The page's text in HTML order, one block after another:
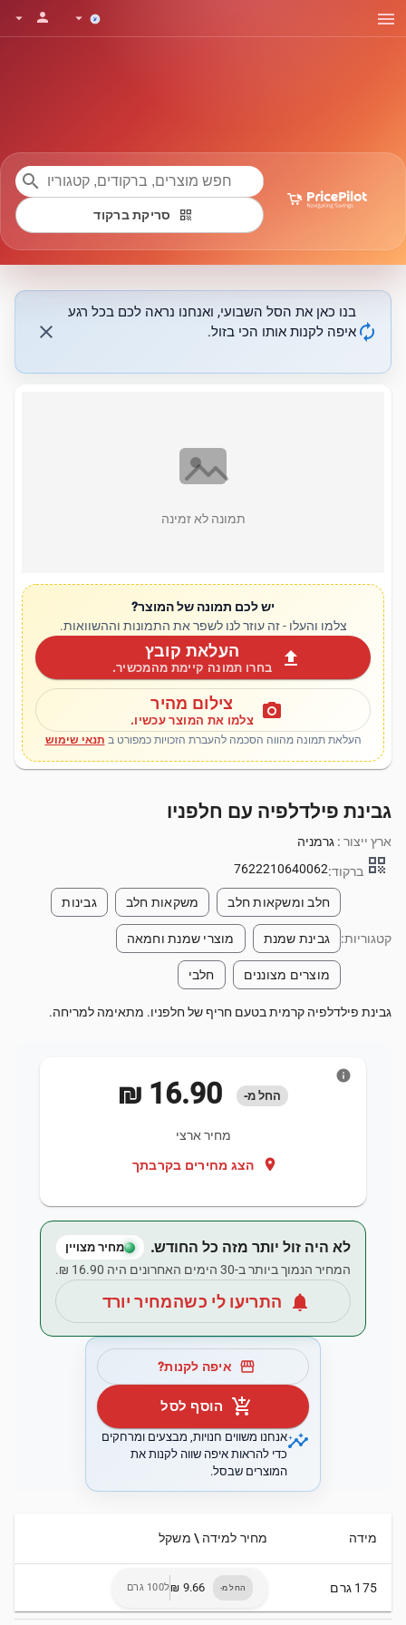
menu
arrow_drop_down
person
arrow_drop_down
search
qr_code סריקת ברקוד
autorenew
בנו כאן את הסל השבועי, ואנחנו נראה לכם בכל רגע
איפה לקנות אותו הכי בזול.
close
תמונה לא זמינה
יש לכם תמונה של המוצר?
צלמו והעלו - זה עוזר לנו לשפר את התמונות וההשוואות.
upload העלאת קובץ
בחרו תמונה קיימת מהמכשיר.
photo_camera צילום מהיר
צלמו את המוצר עכשיו.
העלאת תמונה מהווה הסכמה להעברת הזכויות כמפורט ב תנאי שימוש
גבינת פילדלפיה עם חלפניו
ארץ ייצור : גרמניה
qr_code ברקוד:7622210640062
קטגוריות:
חלב ומשקאות חלב משקאות חלב גבינות
גבינת שמנת מוצרי שמנת וחמאה
מוצרים מצוננים חלבי
גבינת פילדלפיה קרמית בטעם חריף של חלפניו. מתאימה למריחה.
החל מ-
מחיר ארצי
location_on הצג מחירים בקרבתך
info
לא היה זול יותר מזה כל החודש. מחיר מצויין
המחיר הנמוך ביותר ב-30 הימים האחרונים היה ‏16.90 ‏₪.
notifications התריעו לי כשהמחיר יורד
storefront איפה לקנות?
add_shopping_cart הוסף לסל
insightsאנחנו משווים חנויות, מבצעים ומרחקים
כדי להראות איפה שווה לקנות את
המוצרים שבסל.
מידה מחיר למידה \ משקל
175 גרם החל מ- ל100 גרם